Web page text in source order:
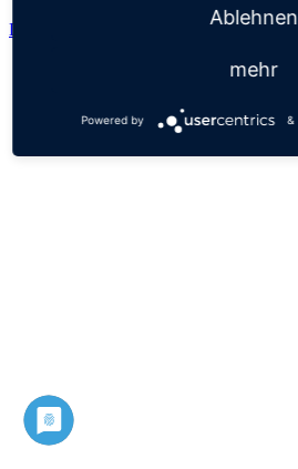
Datenschutz
Ablehnen
mehr
Powered by &